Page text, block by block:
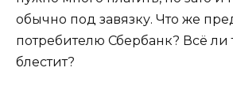
обычно под завязку. Что же
потребителю Сбербанк? Всё ли
блестит?